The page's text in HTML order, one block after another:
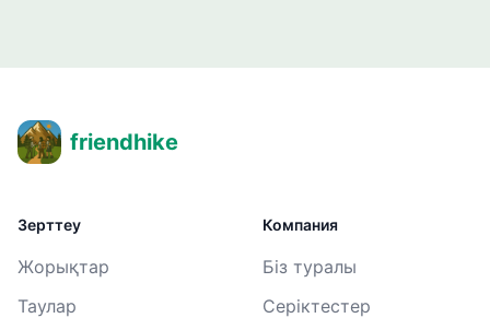
friendhike
Зерттеу
Жорықтар
Таулар
Компания
Біз туралы
Серіктестер